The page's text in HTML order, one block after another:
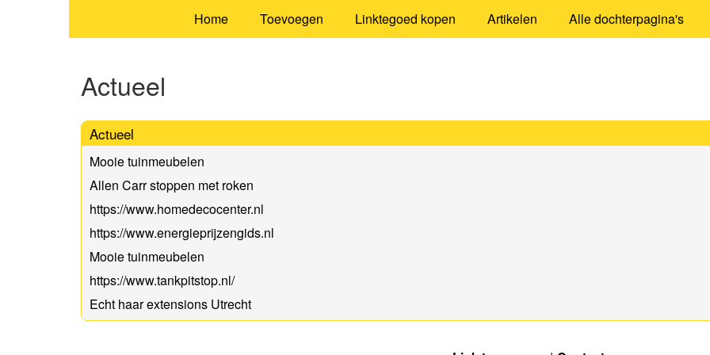
Home Toevoegen Linktegoed kopen Artikelen Alle dochterpagina's
Actueel
Actueel
Mooie tuinmeubelen
Allen Carr stoppen met roken
https://www.homedecocenter.nl
https://www.energieprijzengids.nl
Mooie tuinmeubelen
https://www.tankpitstop.nl/
Echt haar extensions Utrecht